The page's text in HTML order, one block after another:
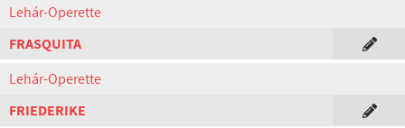
Lehár-Operette
FRASQUITA
Lehár-Operette
FRIEDERIKE